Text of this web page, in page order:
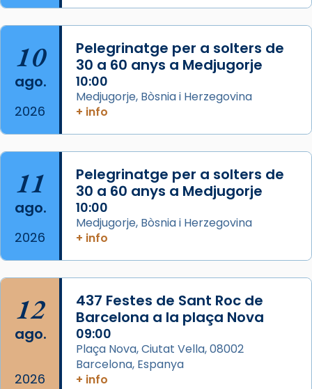
Foto
Arquebisbat de Barcelona
2 weeks ago
Memòria de les santes Juliana i
Acompanyant la història de sant Cugat, a
partir de l’Edat Mitjana sorgeix la tradició
que les santes Juliana (“relatiu a Júlia”) i
Semproniana (“relatiu a Semprònia =
eterna”) són deixebles seves. I l’any 1667, el
frare Joan Gaspar Roig, afirma en una obra
que les santes són filles de l’antiga Iluro.
Mataró en reivindicarà les relíq
Foto
View on Facebook · Share
10
ago.
2026
Pelegrinatge per a solters de
30 a 60 anys a Medjugorje
10:00
Medjugorje, Bòsnia i Herzegovina
+ info
11
ago.
2026
Pelegrinatge per a solters de
30 a 60 anys a Medjugorje
10:00
Medjugorje, Bòsnia i Herzegovina
+ info
12
ago.
2026
437 Festes de Sant Roc de
Barcelona a la plaça Nova
09:00
Plaça Nova, Ciutat Vella, 08002
Barcelona, Espanya
+ info